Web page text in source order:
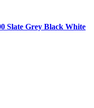
Slate Grey Black White